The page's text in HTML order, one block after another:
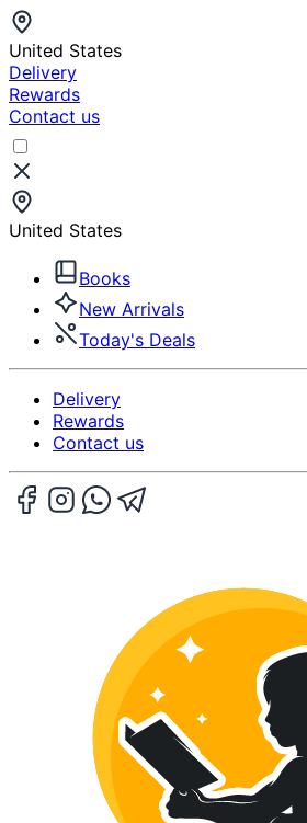
United States
Delivery
Rewards
Contact us
United States
Books
New Arrivals
Today's Deals
Delivery
Rewards
Contact us